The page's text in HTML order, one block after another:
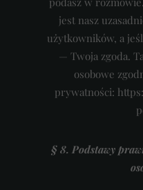
jest nasz
użytkowników, a
— Twoja zgoda.
osobowe
prywatności:
§ 8. Podstawy